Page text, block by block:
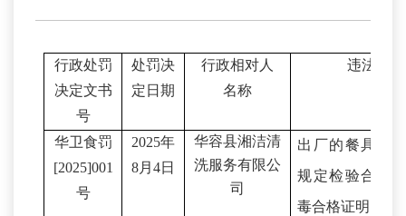
行政处罚
决定文书
号
处罚决
定日期
行政相对人
名称
违法事实
华卫食罚
[2025]001
号
2025年
8月 4日
华容县湘洁清
洗服务有限公
司
出厂的餐具、
规定检验合格
毒合格证明